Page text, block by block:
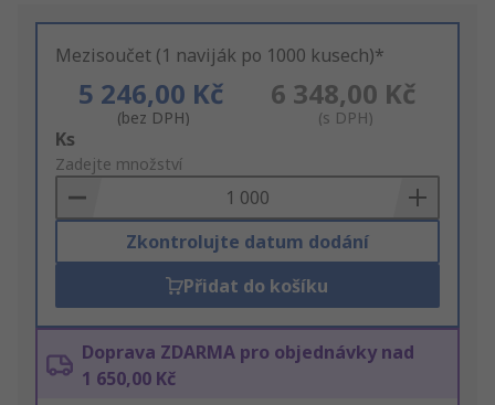
Mezisoučet (1 naviják po 1000 kusech)*
5 246,00 Kč
(bez DPH)
6 348,00 Kč
(s DPH)
Add
to
Basket
Ks
Zadejte množství
Zkontrolujte datum dodání
Přidat do košíku
Doprava ZDARMA pro objednávky nad
1 650,00 Kč